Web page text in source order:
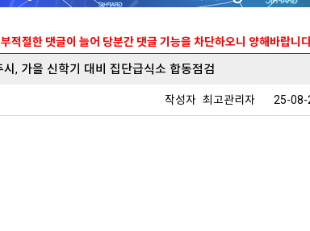
적절한 댓글이 늘어 당분간 댓글 기능을 차단하오니 양해바랍니
시, 가을 신학기 대비 집단급식소 합동점검
작성자 최고관리자 25-08-